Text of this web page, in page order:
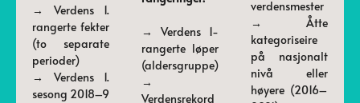
→ Verdens 1.
rangerte fekter
(to separate
perioder)
→ Verdens 1.
sesong 2018–9
→ Verdens 1-
rangerte løper
(aldersgruppe)
→
Verdensrekord
verdensmester
→ Åtte
kategoriseire
på nasjonalt
nivå eller
høyere (2016–